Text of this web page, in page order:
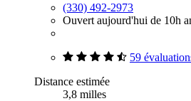
(330) 492-2973
Ouvert aujourd'hui de 10h
59
Distance estimée
3,8 milles